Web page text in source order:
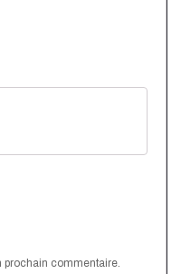
prochain commentaire.